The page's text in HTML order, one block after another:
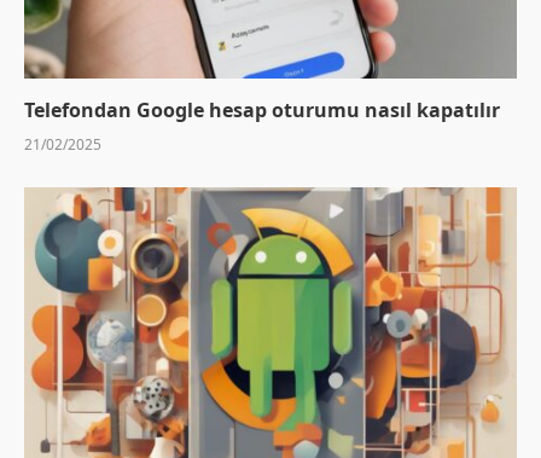
Telefondan Google hesap oturumu nasıl kapatılır
21/02/2025